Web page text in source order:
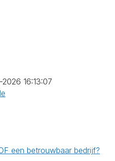
16:13:07
een betrouwbaar bedrijf?